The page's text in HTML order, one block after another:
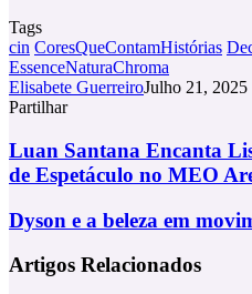
Tags
cin CoresQueContamHistórias
EssenceNaturaChroma
Elisabete GuerreiroJulho 21, 2025
Partilhar
Via
Email
Luan
Santana
Encanta
com
Noites
Luan Santana Encanta
de Espetáculo no MEO
Dyson
a
beleza
Dyson e a beleza em
Artigos Relacionados